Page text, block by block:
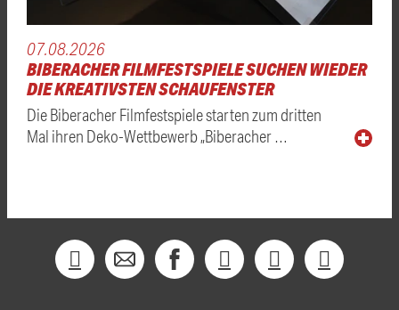
07.08.2026
BIBERACHER FILMFESTSPIELE SUCHEN WIEDER
DIE KREATIVSTEN SCHAUFENSTER
Die Biberacher Filmfestspiele starten zum dritten
Mal ihren Deko-Wettbewerb „Biberacher …